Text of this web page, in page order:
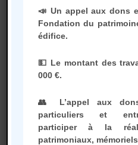
Remplissez le
nous
📣 Un appel aux dons
Fondation du
édifice.
💵 Le montant des
000 €.
👥 L’appel aux
particuliers et
participer à la
patrimoniaux,